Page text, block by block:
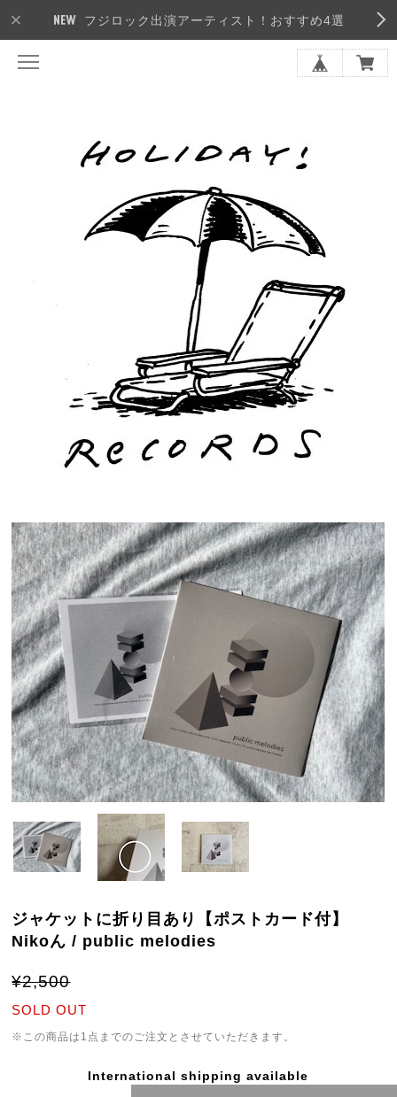
フジロック出演アーティスト！おすすめ4選
ジャケットに折り目あり【ポストカード付】
Nikoん / public melodies
¥2,500
SOLD OUT
※この商品は1点までのご注文とさせていただきます。
International shipping available